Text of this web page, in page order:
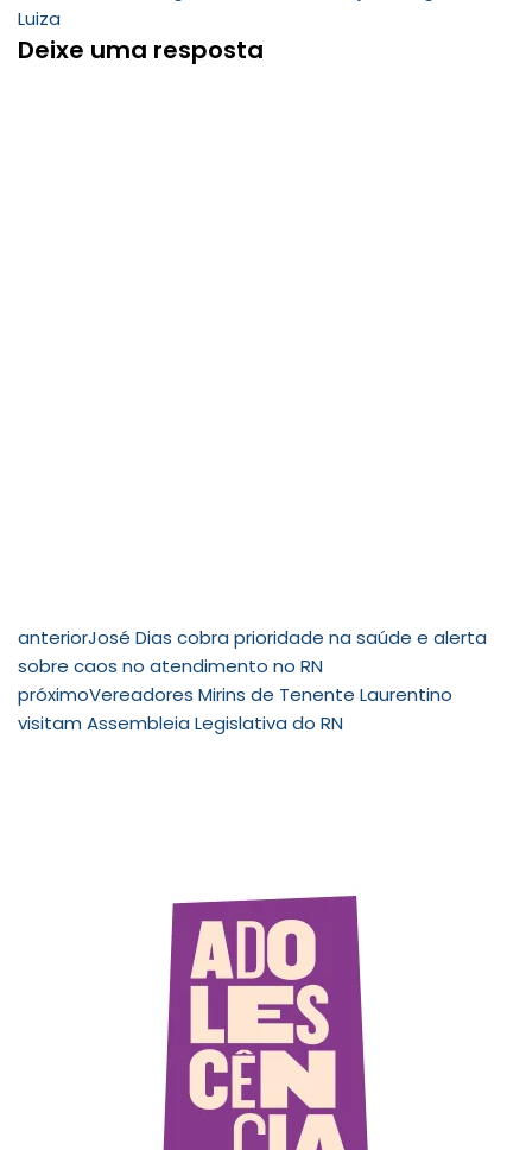
Luiza
Deixe uma resposta
anteriorJosé Dias cobra prioridade na saúde e alerta
sobre caos no atendimento no RN
próximoVereadores Mirins de Tenente Laurentino
visitam Assembleia Legislativa do RN